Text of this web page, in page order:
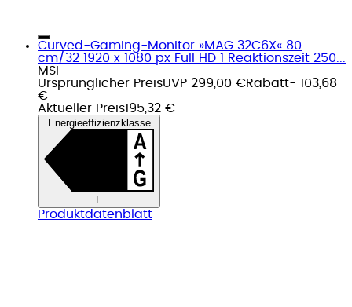
Curved-Gaming-Monitor »MAG 32C6X« 80
cm/32 1920 x 1080 px Full HD 1 Reaktionszeit 250...
MSI
Ursprünglicher PreisUVP 299,00 €Rabatt- 103,68
€
Aktueller Preis195,32 €
Energieeffizienzklasse
E
Produktdatenblatt